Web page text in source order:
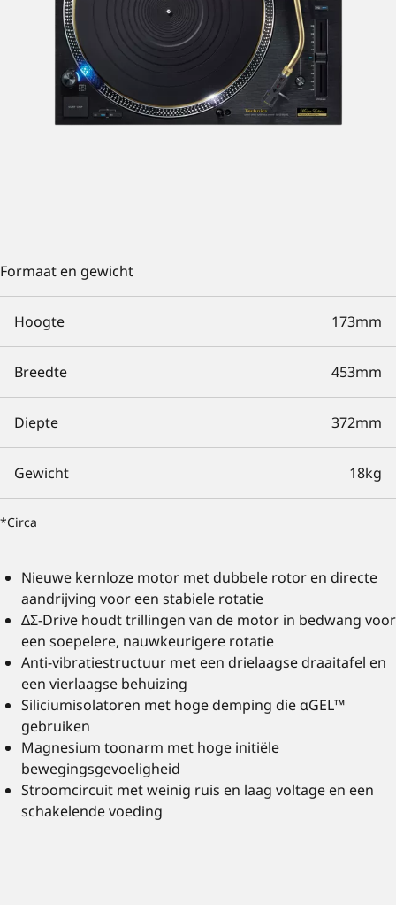
Formaat en gewicht
Hoogte 173mm
Breedte 453mm
Diepte 372mm
Gewicht 18kg
*Circa
Nieuwe kernloze motor met dubbele rotor en directe
aandrijving voor een stabiele rotatie
ΔΣ-Drive houdt trillingen van de motor in bedwang voor
een soepelere, nauwkeurigere rotatie
Anti-vibratiestructuur met een drielaagse draaitafel en
een vierlaagse behuizing
Siliciumisolatoren met hoge demping die αGEL™
gebruiken
Magnesium toonarm met hoge initiële
bewegingsgevoeligheid
Stroomcircuit met weinig ruis en laag voltage en een
schakelende voeding